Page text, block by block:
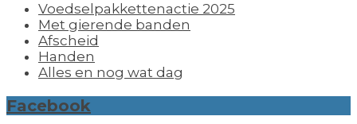
Voedselpakkettenactie 2025
Met gierende banden
Afscheid
Handen
Alles en nog wat dag
Facebook